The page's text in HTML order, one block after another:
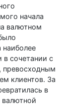
начала
валютном
наиболее
в сочетании с
превосходным
клиентов. За
в